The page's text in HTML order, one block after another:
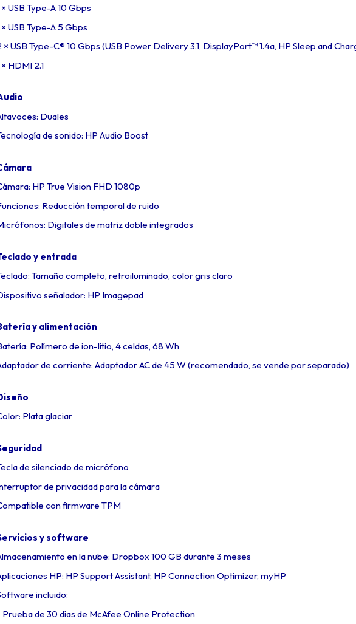
× USB Type-A 10 Gbps
× USB Type-A 5 Gbps
× USB Type-C® 10 Gbps (USB Power Delivery 3.1, DisplayPort™ 1.4a, HP Sleep and
× HDMI 2.1
Duales
de sonido: HP Audio Boost
HP True Vision FHD 1080p
Reducción temporal de ruido
Digitales de matriz doble integrados
y entrada
Tamaño completo, retroiluminado, color gris claro
señalador: HP Imagepad
y alimentación
Polímero de ion-litio, 4 celdas, 68 Wh
de corriente: Adaptador AC de 45 W (recomendado, se vende por separado)
Plata glaciar
de silenciado de micrófono
de privacidad para la cámara
con firmware TPM
y software
en la nube: Dropbox 100 GB durante 3 meses
HP: HP Support Assistant, HP Connection Optimizer, myHP
incluido:
Prueba de 30 días de McAfee Online Protection